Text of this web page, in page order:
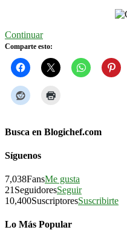
Continuar
Comparte esto:
Busca en Blogichef.com
Síguenos
7,038FansMe gusta
21 SeguidoresSeguir
10,400SuscriptoresSuscribirte
Lo Más Popular